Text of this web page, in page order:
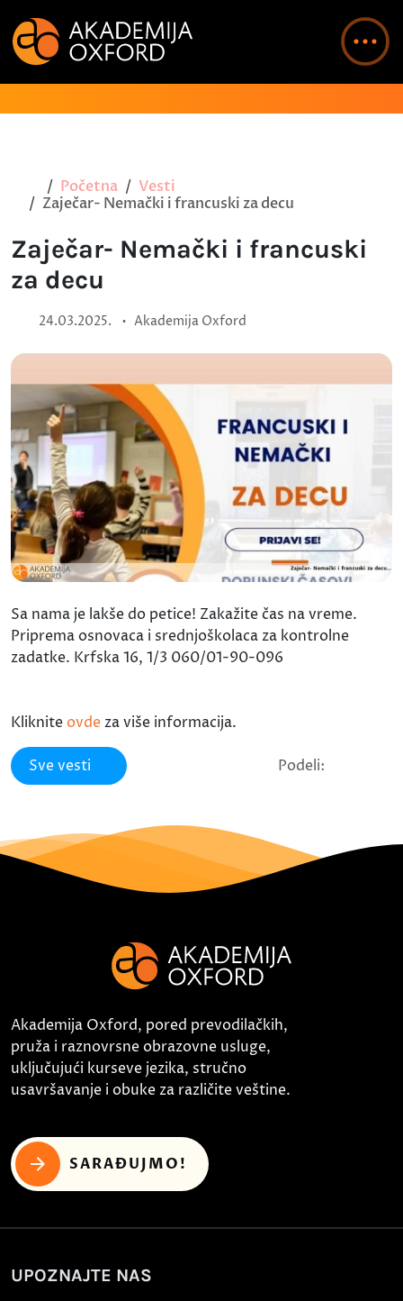
Početna
Vesti
Zaječar- Nemački i francuski za decu
Zaječar- Nemački i francuski
za decu
24.03.2025. • Akademija Oxford
Sa nama je lakše do petice! Zakažite čas na vreme.
Priprema osnovaca i srednjoškolaca za kontrolne
zadatke. Krfska 16, 1/3 060/01-90-096
Kliknite ovde za više informacija.
Sve vesti Podeli:
Akademija Oxford, pored prevodilačkih,
pruža i raznovrsne obrazovne usluge,
uključujući kurseve jezika, stručno
usavršavanje i obuke za različite veštine.
SARAĐUJMO!
UPOZNAJTE NAS